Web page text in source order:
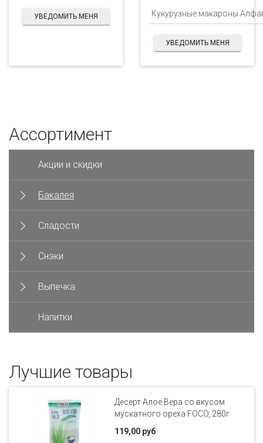
УВЕДОМИТЬ МЕНЯ
УВЕДОМИТЬ МЕНЯ
Ассортимент
Акции и скидки
Бакалея
Сладости
Снэки
Выпечка
Напитки
Лучшие товары
Десерт Алое Вера со вкусом
мускатного ореха FOCO, 280г
119,00 руб